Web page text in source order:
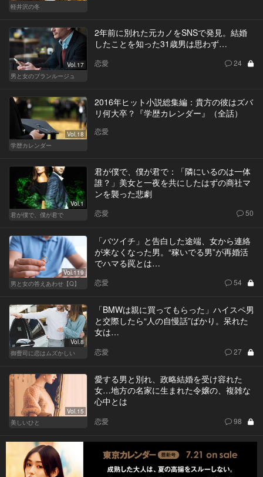
軽井沢の冬
Vol.17
男と女のブランルージュ
2年前に別れた元カノをSNSで発見。結婚
したことを知った31歳男は思わず…
恋愛 24
Vol.18
学歴カレンダー
2016年ヒット小説総集編：貴方の彼はズバ
リ何大卒？『学歴カレンダー』（全話）
恋愛
Vol.1
君が僕で、僕が君で
君が僕で、僕が君で：「隣にいるのは一体
誰？」美女と一夜を共にしたはずの商社マ
ンを襲った悲劇
恋愛 50
Vol.119
男と女の答えあわせ【Q】
「バツイチ」と告白した途端、女から連絡
が来なくなった男。“稼いでる男”が再婚活
でハマる罠とは…
恋愛 54
Vol.8
御曹司に恋はムズかしい
「BMWは親に買ってもらった」ハイスペ男
と交際したら“人の自慢話”ばかり。呆れた
女は…
恋愛 27
Vol.15
美しいひと
愛する男と別れ、政略結婚を受け容れた
女…地方の名家に生まれた令嬢の、複雑な
心中とは
恋愛 98